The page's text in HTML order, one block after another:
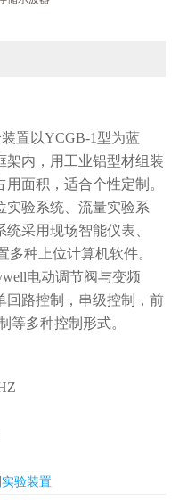
置以YCGB-1型为蓝
架内，用工业铝型材组装
面积，适合个性定制。
实验系统、流量实验系
采用现场智能仪表、
多种上位计算机软件。
电动调节阀与变频
回路控制，串级控制，前
等多种控制形式。
验装置